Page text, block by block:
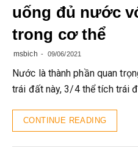
uống đủ nước
trong cơ thể
msbich 09/06/2021
Nước là thành phần quan
trái đất này, 3/4 thể tích trái
CONTINUE READING